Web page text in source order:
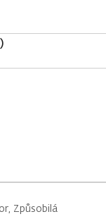
Způsobilá